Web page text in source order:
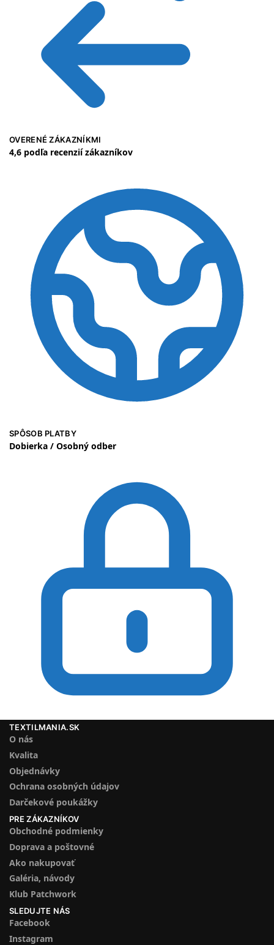
OVERENÉ ZÁKAZNÍKMI
4,6 podľa recenzií zákazníkov
SPÔSOB PLATBY
Dobierka / Osobný odber
TEXTILMANIA.SK
O nás
Kvalita
Objednávky
Ochrana osobných údajov
Darčekové poukážky
PRE ZÁKAZNÍKOV
Obchodné podmienky
Doprava a poštovné
Ako nakupovať
Galéria, návody
Klub Patchwork
SLEDUJTE NÁS
Facebook
Instagram